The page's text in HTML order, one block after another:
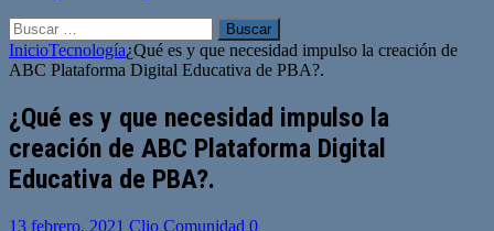
Buscar:
InicioTecnología¿Qué es y que necesidad impulso la creación de
ABC Plataforma Digital Educativa de PBA?.
¿Qué es y que necesidad impulso la
creación de ABC Plataforma Digital
Educativa de PBA?.
13 febrero, 2021 Clio Comunidad 0